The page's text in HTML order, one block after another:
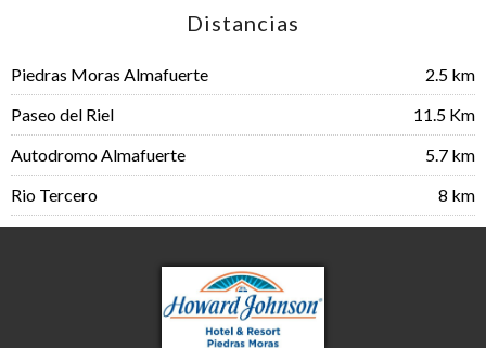
Distancias
Piedras Moras Almafuerte
2.5 km
Paseo del Riel
11.5 Km
Autodromo Almafuerte
5.7 km
Rio Tercero
8 km